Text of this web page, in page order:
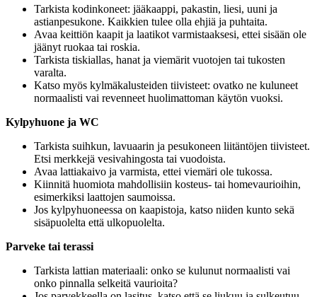
Tarkista kodinkoneet: jääkaappi, pakastin, liesi, uuni ja
astianpesukone. Kaikkien tulee olla ehjiä ja puhtaita.
Avaa keittiön kaapit ja laatikot varmistaaksesi, ettei sisään ole
jäänyt ruokaa tai roskia.
Tarkista tiskiallas, hanat ja viemärit vuotojen tai tukosten
varalta.
Katso myös kylmäkalusteiden tiivisteet: ovatko ne kuluneet
normaalisti vai revenneet huolimattoman käytön vuoksi.
Kylpyhuone ja WC
Tarkista suihkun, lavuaarin ja pesukoneen liitäntöjen tiivisteet.
Etsi merkkejä vesivahingosta tai vuodoista.
Avaa lattiakaivo ja varmista, ettei viemäri ole tukossa.
Kiinnitä huomiota mahdollisiin kosteus- tai homevaurioihin,
esimerkiksi laattojen saumoissa.
Jos kylpyhuoneessa on kaapistoja, katso niiden kunto sekä
sisäpuolelta että ulkopuolelta.
Parveke tai terassi
Tarkista lattian materiaali: onko se kulunut normaalisti vai
onko pinnalla selkeitä vaurioita?